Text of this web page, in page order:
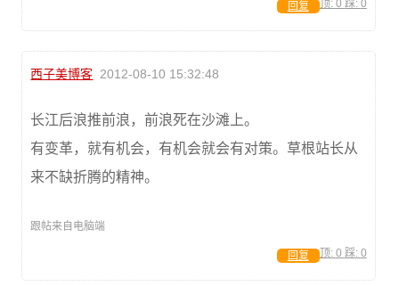
顶: 0 踩: 0
回复
西子美博客 2012-08-10 15:32:48
长江后浪推前浪，前浪死在沙滩上。
有变革，就有机会，有机会就会有对策。草根站长从
来不缺折腾的精神。
跟帖来自电脑端
顶: 0 踩: 0
回复